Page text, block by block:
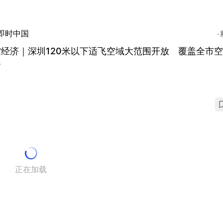
时中国
济｜深圳120米以下适飞空域大范围开放 覆盖全市
正在加载